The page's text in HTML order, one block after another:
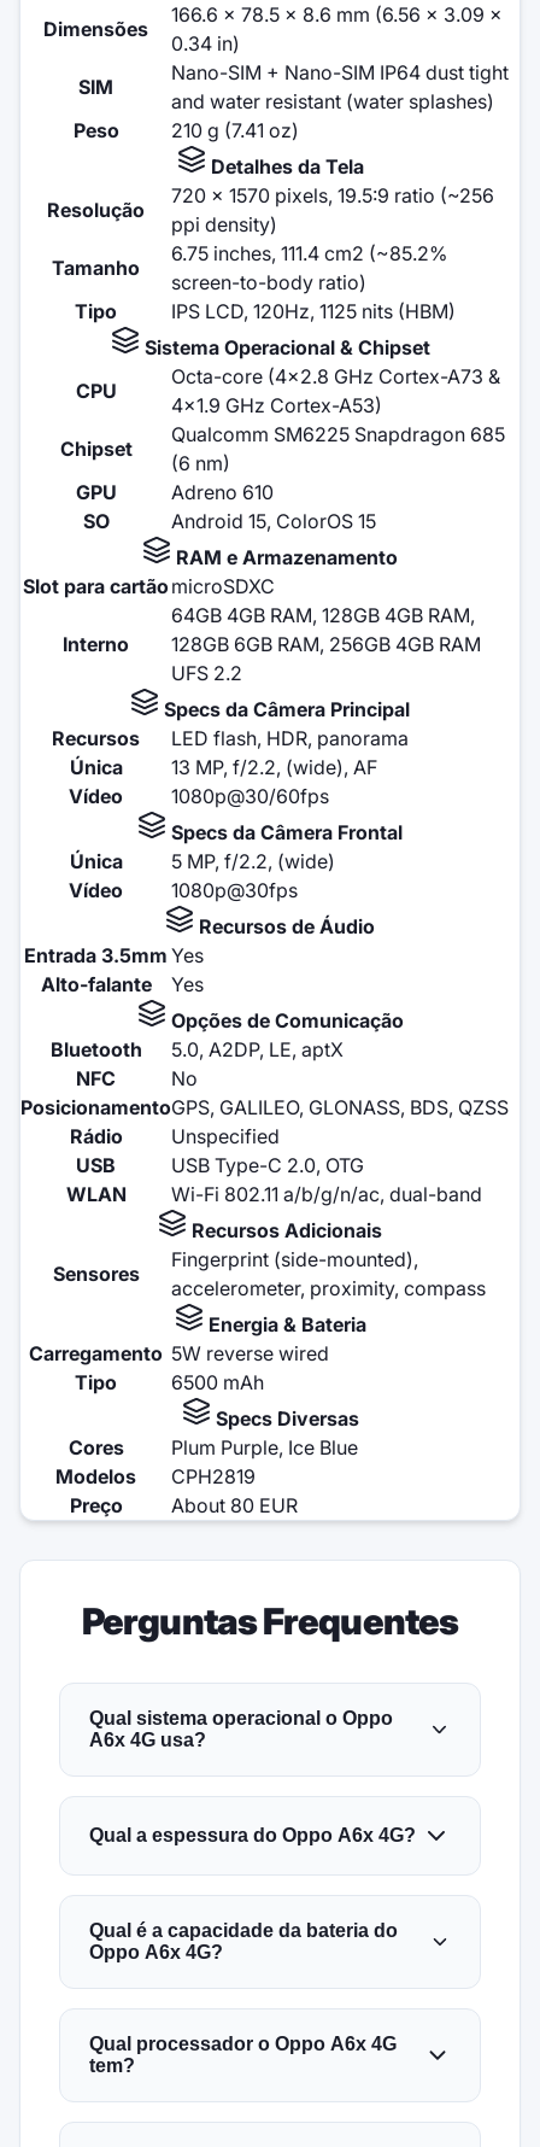
Dimensões
166.6 x 78.5 x 8.6 mm (6.56 x 3.09 x
0.34 in)
SIM
Nano-SIM + Nano-SIM IP64 dust tight
and water resistant (water splashes)
Peso
210 g (7.41 oz)
Detalhes da Tela
Resolução
720 x 1570 pixels, 19.5:9 ratio (~256
ppi density)
Tamanho
6.75 inches, 111.4 cm2 (~85.2%
screen-to-body ratio)
Tipo
IPS LCD, 120Hz, 1125 nits (HBM)
Sistema Operacional & Chipset
CPU
Octa-core (4x2.8 GHz Cortex-A73 &
4x1.9 GHz Cortex-A53)
Chipset
Qualcomm SM6225 Snapdragon 685
(6 nm)
GPU
Adreno 610
SO
Android 15, ColorOS 15
RAM e Armazenamento
Slot para cartãomicroSDXC
Interno
64GB 4GB RAM, 128GB 4GB RAM,
128GB 6GB RAM, 256GB 4GB RAM
UFS 2.2
Specs da Câmera Principal
Recursos
LED flash, HDR, panorama
Única
13 MP, f/2.2, (wide), AF
Vídeo
1080p@30/60fps
Specs da Câmera Frontal
Única
5 MP, f/2.2, (wide)
Vídeo
1080p@30fps
Recursos de Áudio
Entrada 3.5mm Yes
Alto-falante
Yes
Opções de Comunicação
Bluetooth
5.0, A2DP, LE, aptX
NFC
No
PosicionamentoGPS, GALILEO, GLONASS, BDS, QZSS
Rádio
Unspecified
USB
USB Type-C 2.0, OTG
WLAN
Wi-Fi 802.11 a/b/g/n/ac, dual-band
Recursos Adicionais
Sensores
Fingerprint (side-mounted),
accelerometer, proximity, compass
Energia & Bateria
Carregamento 5W reverse wired
Tipo
6500 mAh
Specs Diversas
Cores
Plum Purple, Ice Blue
Modelos
CPH2819
Preço
About 80 EUR
Perguntas Frequentes
Qual sistema operacional o Oppo
A6x 4G usa?
Qual a espessura do Oppo A6x 4G?
Qual é a capacidade da bateria do
Oppo A6x 4G?
Qual processador o Oppo A6x 4G
tem?